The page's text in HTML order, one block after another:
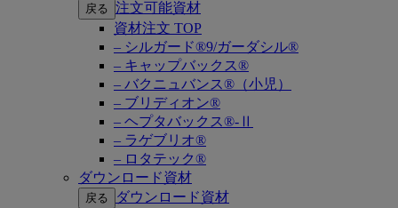
戻る 注文可能資材
資材注文 TOP
– シルガード®9/ガーダシル®
– キャップバックス®
– バクニュバンス®（小児）
– ブリディオン®
– ヘプタバックス®-Ⅱ
– ラゲブリオ®
– ロタテック®
ダウンロード資材
戻る ダウンロード資材